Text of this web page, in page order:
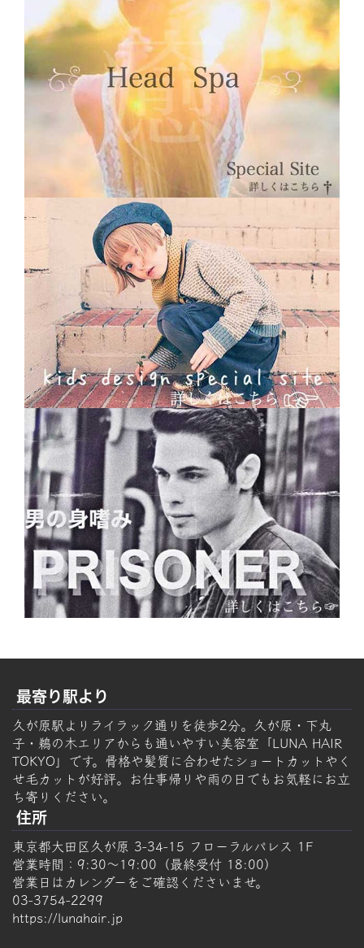
最寄り駅より
久が原駅よりライラック通りを徒歩2分。久が原・下丸
子・鵜の木エリアからも通いやすい美容室「LUNA HAIR
TOKYO」です。骨格や髪質に合わせたショートカットやく
せ毛カットが好評。お仕事帰りや雨の日でもお気軽にお立
ち寄りください。
住所
東京都大田区久が原 3-34-15 フローラルパレス 1F
営業時間：9:30～19:00（最終受付 18:00）
営業日はカレンダーをご確認くださいませ。
03-3754-2299
https://lunahair.jp